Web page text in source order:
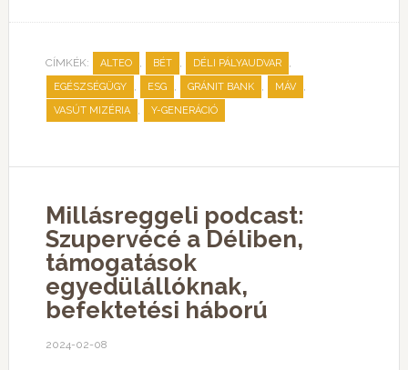
CÍMKÉK: ALTEO , BÉT , DÉLI PÁLYAUDVAR ,
EGÉSZSÉGÜGY , ESG , GRÁNIT BANK , MÁV ,
VASÚT MIZÉRIA , Y-GENERÁCIÓ
Millásreggeli podcast:
Szupervécé a Déliben,
támogatások
egyedülállóknak,
befektetési háború
2024-02-08